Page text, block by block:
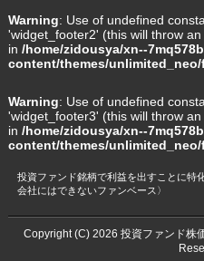
Warning: Use of undefined
'widget_footer2' (this will throw
in /home/zidousya/xn--
content/themes/
Warning: Use of undefined
'widget_footer3' (this will throw
in /home/zidousya/xn--
content/themes/
投資ファンド銘柄で利益を出すことに
会社にはできないファンベース〉
Copyright (C) 2026投資ファンド株